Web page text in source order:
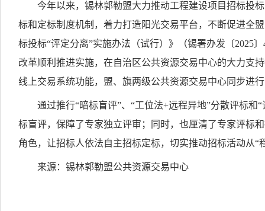
今年以来，锡林郭勒盟大力推动工程建设项目招标投
标和定标制度机制，着力打造阳光交易平台，不断促进全
标投标“评定分离”实施办法（试行）》（锡署办发〔2025
改革顺利推进实施，在自治区公共资源交易中心的大力支
线上交易系统功能，盟、旗两级公共资源交易中心同步进
通过推行“暗标盲评”、“工位法+远程异地”分散评标
标盲评，保障了专家独立评审；同时，也厘清了专家评标
角色，让招标人依法自主招标定标，切实推动招标活动从“
来源：锡林郭勒盟公共资源交易中心